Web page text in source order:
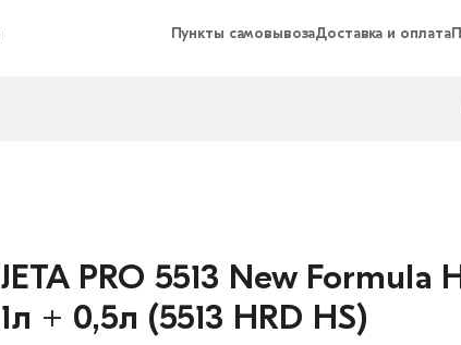
Пункты самовывозаДоставка и оплата
JETA PRO 5513 New Formula
1л + 0,5л (5513 HRD HS)